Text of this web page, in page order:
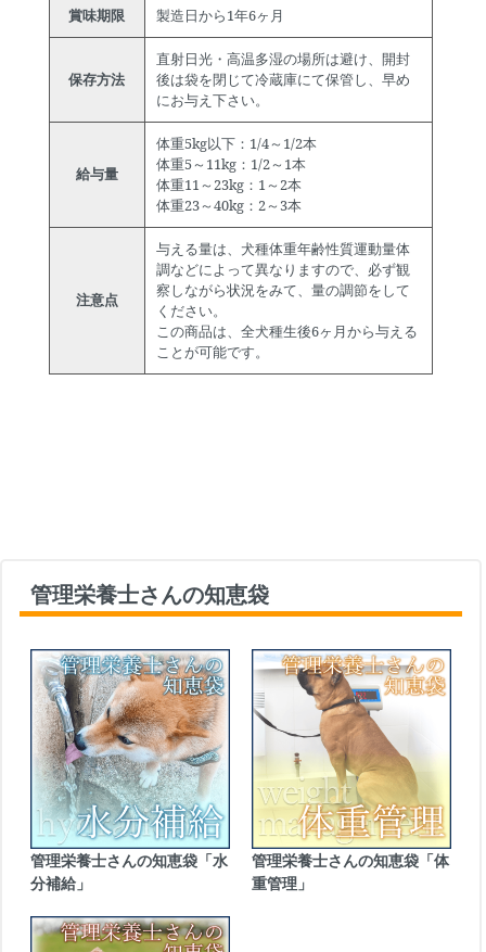
賞味期限 製造日から1年6ヶ月
保存方法
直射日光・高温多湿の場所は避け、開封
後は袋を閉じて冷蔵庫にて保管し、早め
にお与え下さい。
給与量
体重5kg以下：1/4～1/2本
体重5～11kg：1/2～1本
体重11～23kg：1～2本
体重23～40kg：2～3本
注意点
与える量は、犬種体重年齢性質運動量体
調などによって異なりますので、必ず観
察しながら状況をみて、量の調節をして
ください。
この商品は、全犬種生後6ヶ月から与える
ことが可能です。
管理栄養士さんの知恵袋
管理栄養士さんの知恵袋「水
分補給」
管理栄養士さんの知恵袋「体
重管理」